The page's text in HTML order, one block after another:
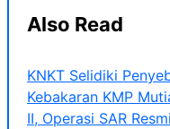
Also Read
KNKT Selidiki
Kebakaran KMP
II, Operasi SAR